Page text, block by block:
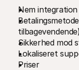
Nem
Sikkerhed mod
Lokaliseret
Priser